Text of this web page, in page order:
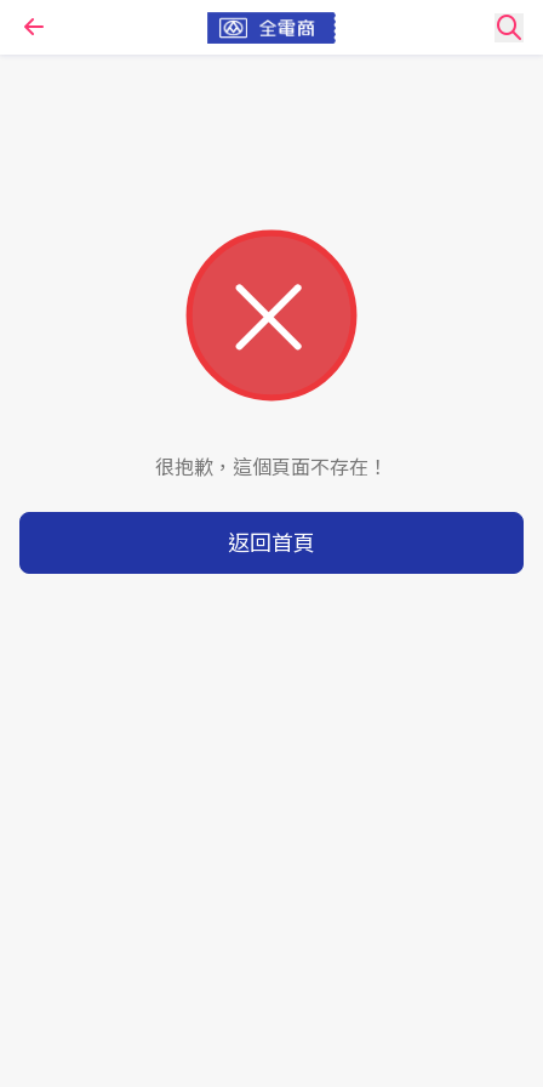
很抱歉，這個頁面不存在！
返回首頁